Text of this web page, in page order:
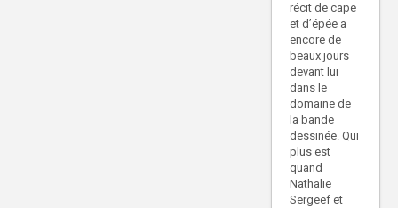
récit de cape
et d’épée a
encore de
beaux jours
devant lui
dans le
domaine de
la bande
dessinée. Qui
plus est
quand
Nathalie
Sergeef et